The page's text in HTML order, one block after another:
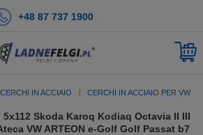
+48 87 737 1900
CERCHI IN ACCIAIO CERCHI IN ACCIAIO PER VW
Skoda Karoq Kodiaq Octavia II III
VW ARTEON e-Golf Golf Passat b7